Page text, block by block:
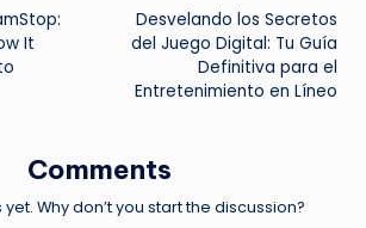
It
Desvelando los Secretos
del Juego Digital: Tu Guía
Definitiva para el
Entretenimiento en Líneo
Comments
Why don’t you start the discussion?